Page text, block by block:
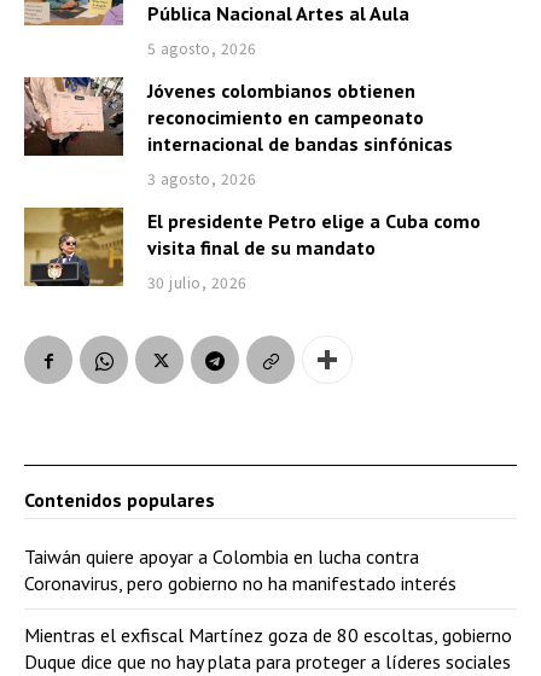
Pública Nacional Artes al Aula
5 agosto, 2026
Jóvenes colombianos obtienen
reconocimiento en campeonato
internacional de bandas sinfónicas
3 agosto, 2026
El presidente Petro elige a Cuba como
visita final de su mandato
30 julio, 2026
Contenidos populares
Taiwán quiere apoyar a Colombia en lucha contra
Coronavirus, pero gobierno no ha manifestado interés
Mientras el exfiscal Martínez goza de 80 escoltas, gobierno
Duque dice que no hay plata para proteger a líderes sociales